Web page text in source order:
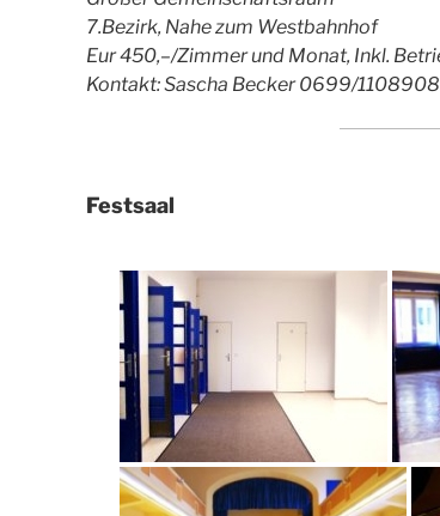
7.Bezirk, Nahe zum Westbahnhof
Eur 450,–/Zimmer und Monat, Inkl.
Kontakt: Sascha Becker 0699/
Festsaal